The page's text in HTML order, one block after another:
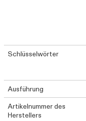
Schlüsselwörter
Ausführung
Artikelnummer des
Herstellers